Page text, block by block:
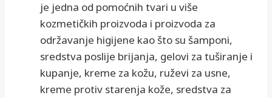
je jedna od pomoćnih tvari u više
kozmetičkih proizvoda i proizvoda za
održavanje higijene kao što su šamponi,
sredstva poslije brijanja, gelovi za tuširanje i
kupanje, kreme za kožu, ruževi za usne,
kreme protiv starenja kože, sredstva za